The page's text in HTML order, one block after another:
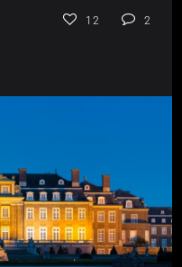
12 2